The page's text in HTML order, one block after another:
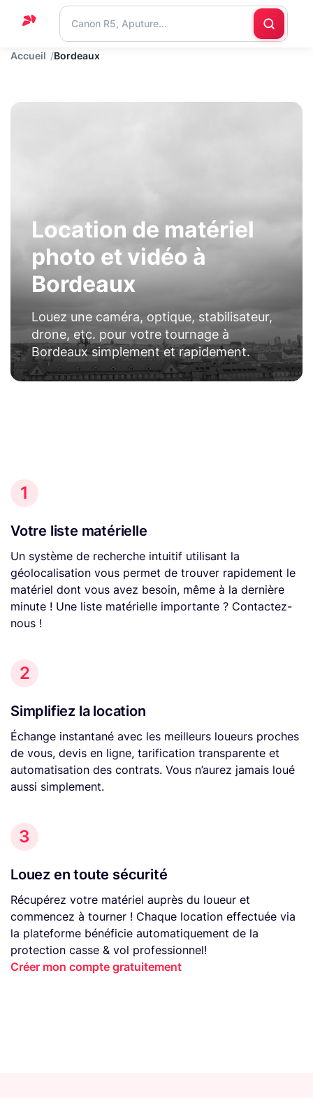
Accueil
Accueil Bordeaux
Location de matériel
photo et vidéo à
Bordeaux
Louez une caméra, optique, stabilisateur,
drone, etc. pour votre tournage à
Bordeaux simplement et rapidement.
1
Votre liste matérielle
Un système de recherche intuitif utilisant la
géolocalisation vous permet de trouver rapidement le
matériel dont vous avez besoin, même à la dernière
minute ! Une liste matérielle importante ? Contactez-
nous !
2
Simplifiez la location
Échange instantané avec les meilleurs loueurs proches
de vous, devis en ligne, tarification transparente et
automatisation des contrats. Vous n’aurez jamais loué
aussi simplement.
3
Louez en toute sécurité
Récupérez votre matériel auprès du loueur et
commencez à tourner ! Chaque location effectuée via
la plateforme bénéficie automatiquement de la
protection casse & vol professionnel!
Créer mon compte gratuitement